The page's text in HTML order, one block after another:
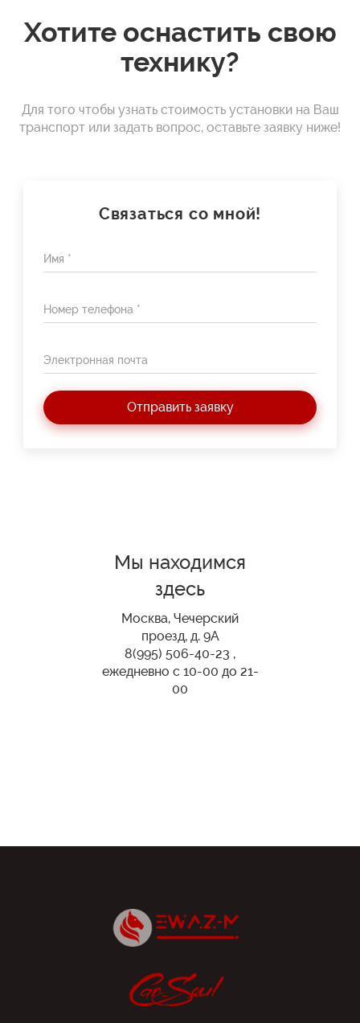
Хотите оснастить свою
технику?
Для того чтобы узнать стоимость установки на Ваш
транспорт или задать вопрос, оставьте заявку ниже!
Связаться со мной!
Имя *
Номер телефона *
Электронная почта
Отправить заявку
Мы находимся
здесь
Москва, Чечерский
проезд, д. 9А
8(995) 506-40-23 ,
ежедневно с 10-00 до 21-
00